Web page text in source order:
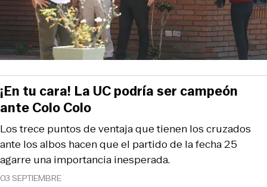
03 SEPTIEMBRE
Los trece puntos de ventaja que tienen los cruzados
ante los albos hacen que el partido de la fecha 25
agarre una importancia inesperada.
¡En tu cara! La UC podría ser campeón
ante Colo Colo